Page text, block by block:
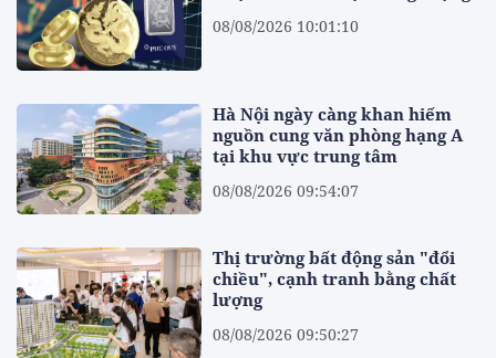
08/08/2026 10:01:10
Hà Nội ngày càng khan hiếm
nguồn cung văn phòng hạng A
tại khu vực trung tâm
08/08/2026 09:54:07
Thị trường bất động sản "đổi
chiều", cạnh tranh bằng chất
lượng
08/08/2026 09:50:27